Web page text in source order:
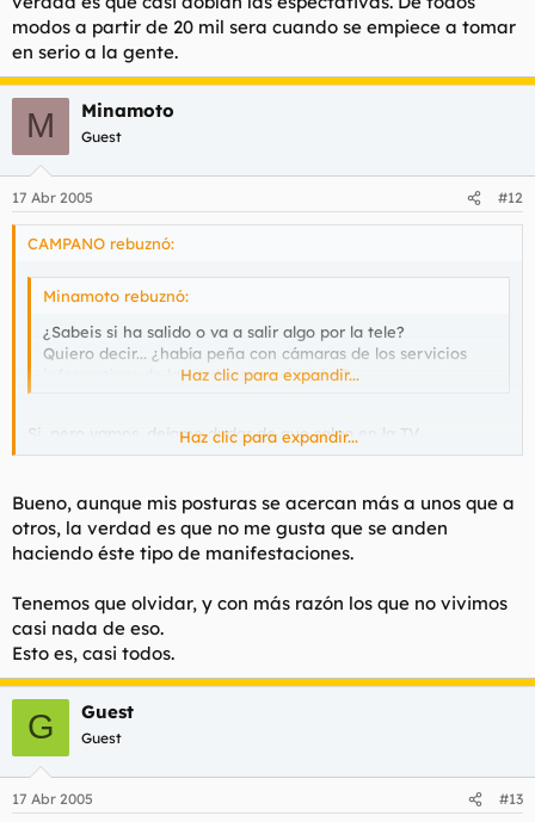
modos a partir de 20 mil sera cuando se empiece a tomar
en serio a la gente.
M Minamoto
Guest
17 Abr 2005 #12
CAMPANO rebuznó:
Minamoto rebuznó:
¿Sabeis si ha salido o va a salir algo por la tele?
Quiero decir... ¿había peña con cámaras de los servicios
informativos de las cadenas nacionales?
Haz clic para expandir...
Si, pero vamos, dejame dudar de que salga en la TV.
A la misma hora habia una manifestación de unos
eso...
Haz clic para expandir...
Bueno, aunque mis posturas se acercan más a unos que a
otros, la verdad es que no me gusta que se anden
haciendo éste tipo de manifestaciones.
Tenemos que olvidar, y con más razón los que no vivimos
casi nada de eso.
Esto es, casi todos.
G Guest
Guest
17 Abr 2005 #13